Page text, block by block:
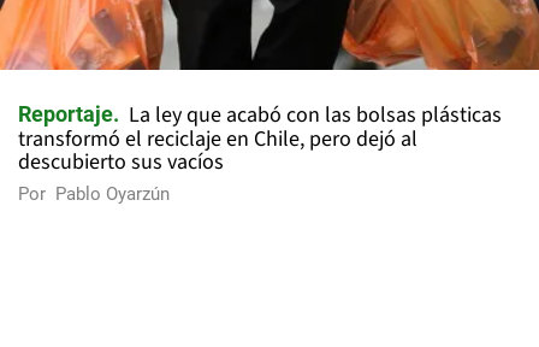
Reportaje
La ley que acabó con las bolsas plásticas
transformó el reciclaje en Chile, pero dejó al
descubierto sus vacíos
Por Pablo Oyarzún